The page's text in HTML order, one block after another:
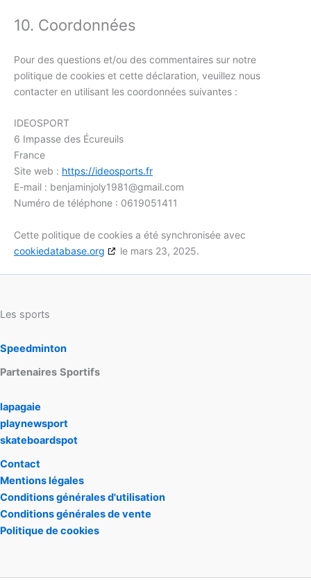
10. Coordonnées
Pour des questions et/ou des commentaires sur notre
politique de cookies et cette déclaration, veuillez nous
contacter en utilisant les coordonnées suivantes :
IDEOSPORT
6 Impasse des Écureuils
France
Site web : https://ideosports.fr
E-mail : benjaminjoly1981@gmail.com
Numéro de téléphone : 0619051411
Cette politique de cookies a été synchronisée avec
cookiedatabase.org
le mars 23, 2025.
Les sports
Speedminton
Partenaires Sportifs
lapagaie
playnewsport
skateboardspot
Contact
Mentionslégales
Conditions générales d'utilisation
Conditions générales de vente
Politique de cookies